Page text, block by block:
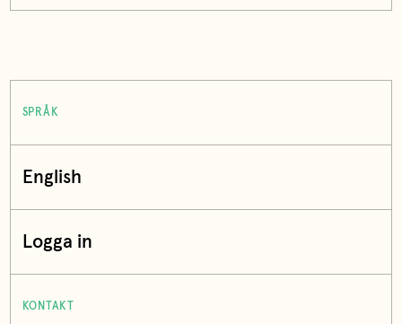
SPRÅK
English
Logga in
KONTAKT